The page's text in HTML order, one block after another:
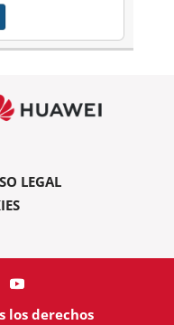
LEGAL
los derechos